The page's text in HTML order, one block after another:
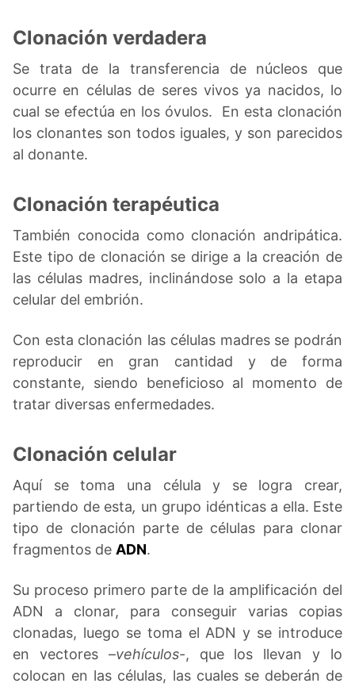
Clonación verdadera
Se trata de la transferencia de núcleos que
ocurre en células de seres vivos ya nacidos, lo
cual se efectúa en los óvulos. En esta clonación
los clonantes son todos iguales, y son parecidos
al donante.
Clonación terapéutica
También conocida como clonación andripática.
Este tipo de clonación se dirige a la creación de
las células madres, inclinándose solo a la etapa
celular del embrión.
Con esta clonación las células madres se podrán
reproducir en gran cantidad y de forma
constante, siendo beneficioso al momento de
tratar diversas enfermedades.
Clonación celular
Aquí se toma una célula y se logra crear,
partiendo de esta, un grupo idénticas a ella. Este
tipo de clonación parte de células para clonar
fragmentos de ADN.
Su proceso primero parte de la amplificación del
ADN a clonar, para conseguir varias copias
clonadas, luego se toma el ADN y se introduce
en vectores –vehículos-, que los llevan y lo
colocan en las células, las cuales se deberán de